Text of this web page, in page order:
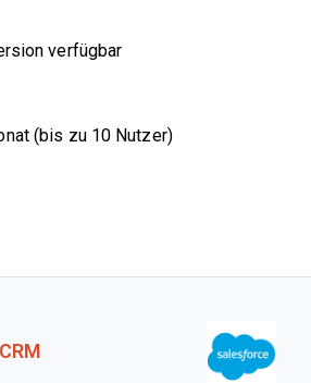
verfügbar
(bis zu 10 Nutzer)